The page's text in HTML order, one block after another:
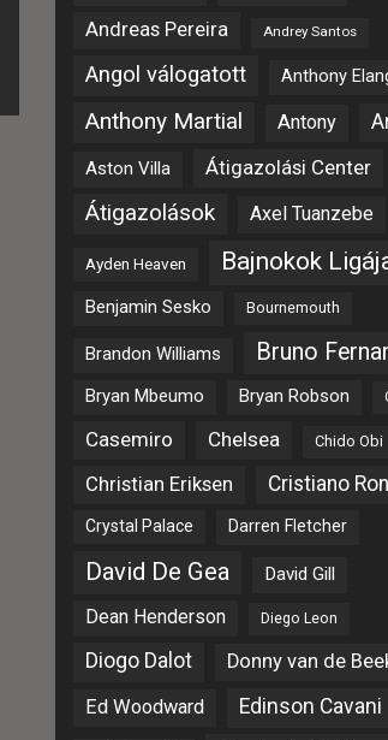
Andreas Pereira
Andrey Santos
Angol válogatott Anthony
Anthony Martial Antony
Aston Villa Átigazolási Center
Átigazolások Axel Tuanzebe
Ayden Heaven Bajnokok
Benjamin Sesko Bournemouth
Brandon Williams Bruno
Bryan Mbeumo Bryan Robson
Casemiro Chelsea Chido Obi
Christian Eriksen Cristiano
Crystal Palace Darren Fletcher
David De Gea David Gill
Dean Henderson Diego Leon
Diogo Dalot
Donny van de
Ed Woodward
Edinson Cavani